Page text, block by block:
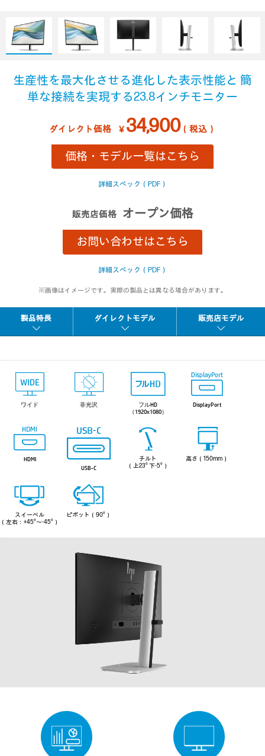
生産性を最大化させる進化した表示性能と 簡
単な接続を実現する23.8インチモニター
ダイレクト価格 ￥ 34,900（税込）
価格・モデル一覧はこちら
詳細スペック（PDF）
販売店価格 オープン価格
お問い合わせはこちら
詳細スペック（PDF）
※画像はイメージです。実際の製品とは異なる場合があります。
製品特長 ダイレクトモデル 販売店モデル
ワイド 非光沢
フルHD
（1920x1080）
DisplayPort
HDMI
USB-C
チルト
（上23° 下-5°）
高さ（150mm）
スイーベル
（左右：+45°～-45°）
ピポット（90°）